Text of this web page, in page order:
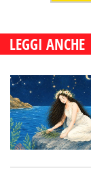
LEGGI ANCHE